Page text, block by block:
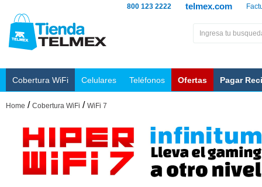
telmex.com
800 123 2222
Cobertura WiFi Celulares Teléfonos Ofertas Pagar
Home / Cobertura WiFi / WiFi 7